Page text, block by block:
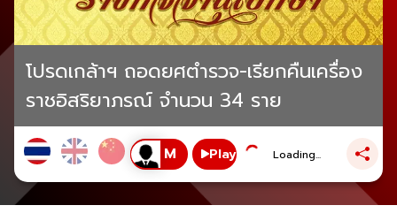
โปรดเกล้าฯ ถอดยศตำรวจ-เรียกคืนเครื่อง
ราชอิสริยาภรณ์ จำนวน 34 ราย
Play Loading...